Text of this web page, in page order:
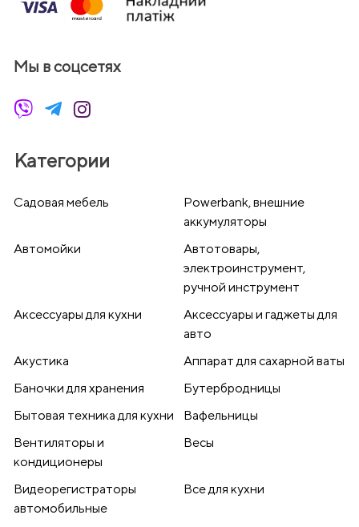
Мы в соцсетях
Категории
Cадовая мебель
Powerbank, внешние
аккумуляторы
Автомойки
Автотовары,
электроинструмент,
ручной инструмент
Аксессуары для кухни
Аксессуары и гаджеты для
авто
Акустика
Аппарат для сахарной ваты
Баночки для хранения
Бутербродницы
Бытовая техника для кухни
Вафельницы
Вентиляторы и
кондиционеры
Весы
Видеорегистраторы
автомобильные
Все для кухни